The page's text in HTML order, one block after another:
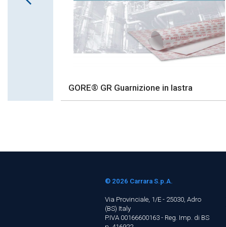
GORE® GR Guarnizione in lastra
© 2026 Carrara S.p.A.
Via Provinciale, 1/E - 25030, Adro
(BS) Italy
P.IVA 00166600163 - Reg. Imp. di BS